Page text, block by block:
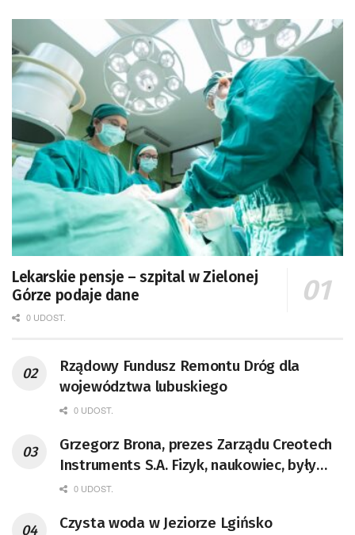
Lekarskie pensje – szpital w Zielonej
Górze podaje dane
0 UDOST.
Rządowy Fundusz Remontu Dróg dla
województwa lubuskiego
0 UDOST.
Grzegorz Brona, prezes Zarządu Creotech
Instruments S.A. Fizyk, naukowiec, były
pracownik CERN w Genewie,
doktor habilitowany nauk fizycznych,
0 UDOST.
Czysta woda w Jeziorze Lgińsko